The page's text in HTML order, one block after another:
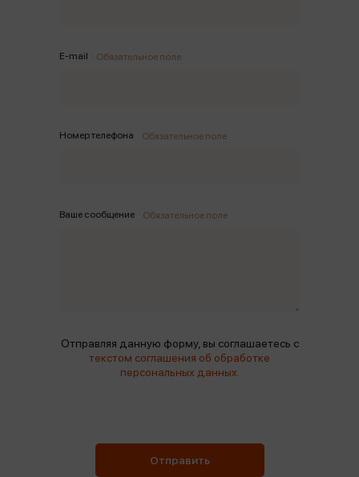
E-mail Обязательное поле
Номер телефона Обязательное поле
Ваше сообщение Обязательное поле
Отправляя данную форму, вы соглашаетесь с
текстом соглашения об обработке
персональных данных.
Отправить